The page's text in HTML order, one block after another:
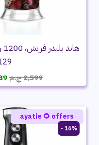
2,599ج.م
16% -
ayatie 🌻 offers